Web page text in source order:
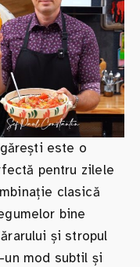
este o
pentru zilele
clasică
bine
și stropul
mod subtil și